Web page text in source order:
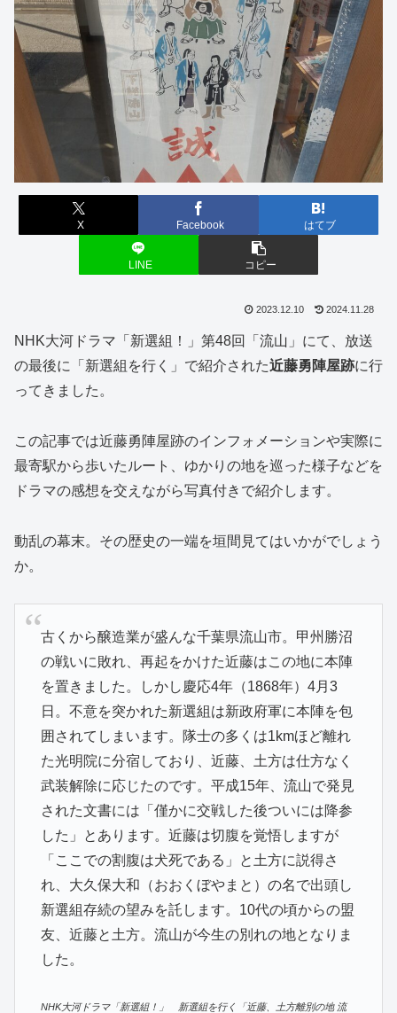
X Facebook はてブ
LINE コピー
2023.12.10 2024.11.28
NHK大河ドラマ「新選組！」第48回「流山」にて、放送
の最後に「新選組を行く」で紹介された近藤勇陣屋跡に行
ってきました。
この記事では近藤勇陣屋跡のインフォメーションや実際に
最寄駅から歩いたルート、ゆかりの地を巡った様子などを
ドラマの感想を交えながら写真付きで紹介します。
動乱の幕末。その歴史の一端を垣間見てはいかがでしょう
か。
古くから醸造業が盛んな千葉県流山市。甲州勝沼
の戦いに敗れ、再起をかけた近藤はこの地に本陣
を置きました。しかし慶応4年（1868年）4月3
日。不意を突かれた新選組は新政府軍に本陣を包
囲されてしまいます。隊士の多くは1kmほど離れ
た光明院に分宿しており、近藤、土方は仕方なく
武装解除に応じたのです。平成15年、流山で発見
された文書には「僅かに交戦した後ついには降参
した」とあります。近藤は切腹を覚悟しますが
「ここでの割腹は犬死である」と土方に説得さ
れ、大久保大和（おおくぼやまと）の名で出頭し
新選組存続の望みを託します。10代の頃からの盟
友、近藤と土方。流山が今生の別れの地となりま
した。
NHK大河ドラマ「新選組！」 新選組を行く「近藤、土方離別の地 流